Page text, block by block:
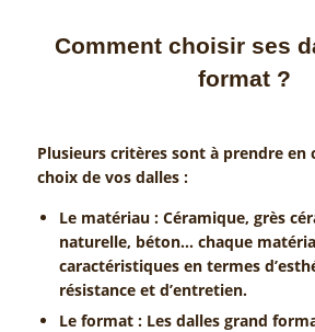
Comment choisir ses
format ?
Plusieurs critères sont à prendre en
choix de vos dalles :
Le matériau : Céramique, grès
naturelle, béton… chaque
caractéristiques en termes
résistance et d’entretien.
Le format : Les dalles grand